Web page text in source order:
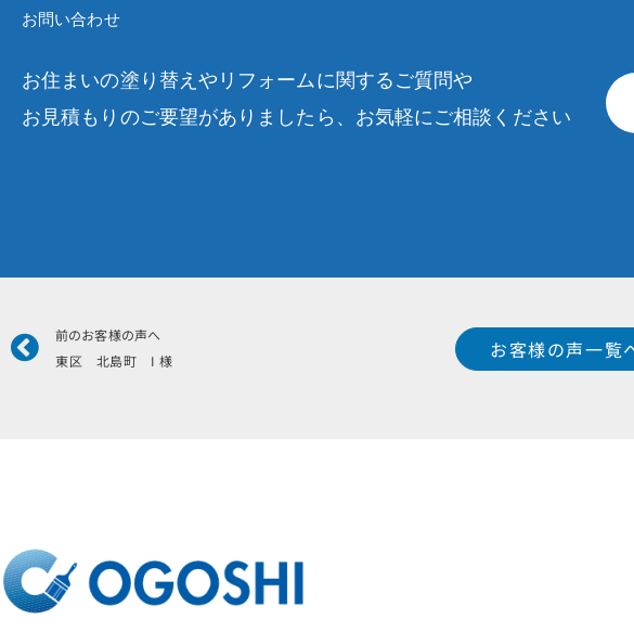
お問い合わせ
お住まいの塗り替えやリフォームに関するご質問や
お見積もりのご要望がありましたら、お気軽にご相談ください
Prev
前のお客様の声へ
東区 北島町 I 様
お客様の声一覧